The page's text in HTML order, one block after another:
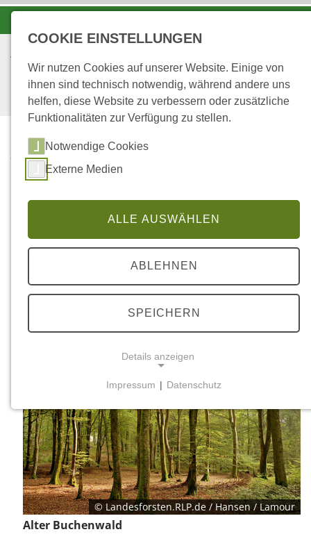
STARTSEITE
FORSTAMT SAARBURG
Herzlich willkommen auf
der Webseite des
Forstamtes Saarburg.
© Landesforsten.RLP.de / Hansen / Lamour
Alter Buchenwald
COOKIE EINSTELLUNGEN
Wir nutzen Cookies auf unserer Website. Einige von
ihnen sind technisch notwendig, während andere uns
helfen, diese Website zu verbessern oder zusätzliche
Funktionalitäten zur Verfügung zu stellen.
Notwendige Cookies
Externe Medien
ALLE AUSWÄHLEN
ABLEHNEN
SPEICHERN
Details anzeigen
Notwendige Cookies ermöglichen grundlegende
Funktionen und sind für die einwandfreie Funktion
der Website erforderlich.
Einverständnis-Cookie
Name:
cookie_consent
Impressum | Datenschutz